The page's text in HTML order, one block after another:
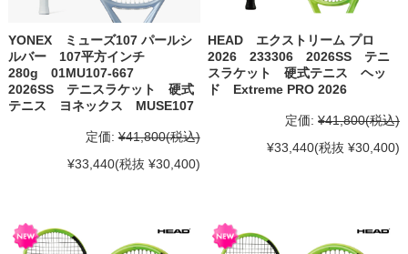
YONEX ミューズ107 パールシ
ルバー 107平方インチ
280g 01MU107-667
2026SS テニスラケット 硬式
テニス ヨネックス MUSE107
定価: ¥41,800(税込)
¥33,440(税抜 ¥30,400)
HEAD エクストリーム プロ
2026 233306 2026SS テニ
スラケット 硬式テニス ヘッ
ド Extreme PRO 2026
定価: ¥41,800(税込)
¥33,440(税抜 ¥30,400)